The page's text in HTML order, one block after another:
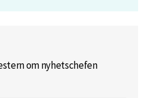
om nyhetschefen